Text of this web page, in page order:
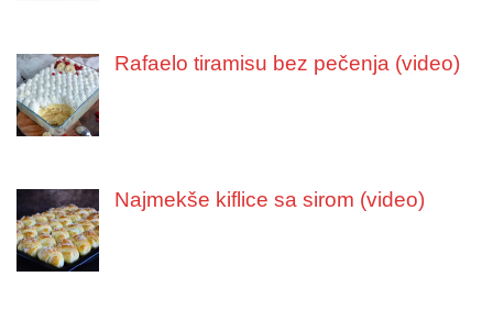
Rafaelo tiramisu bez pečenja (video)
Najmekše kiflice sa sirom (video)